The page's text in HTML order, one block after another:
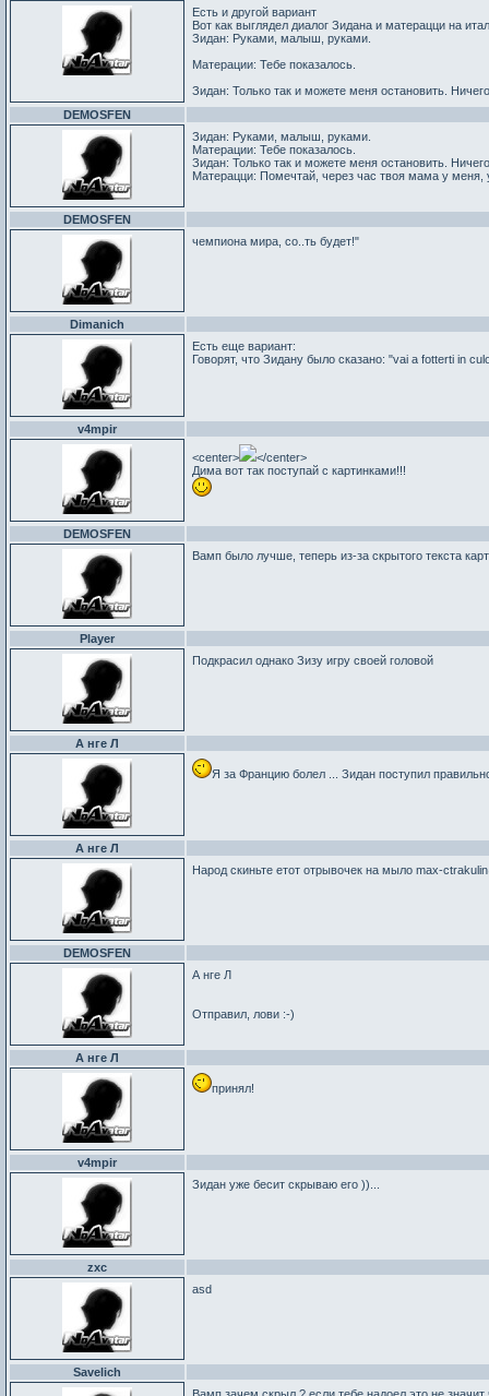
Есть и другой вариант
Вот как выглядел диалог Зидана и матерацци на
Зидан: Руками, малыш, руками.
Матерации: Тебе показалось.
Зидан: Только так и можете меня остановить.
DEMOSFEN
Зидан: Руками, малыш, руками.
Матерации: Тебе показалось.
Зидан: Только так и можете меня остановить.
Матерацци: Помечтай, через час твоя мама у меня,
DEMOSFEN
чемпиона мира, со..ть будет!"
Dimanich
Есть еще вариант:
Говорят, что Зидану было сказано: "vai a fotterti in
v4mpir
<center>
</center>
Дима вот так поступай с картинками!!!
DEMOSFEN
Вамп было лучше, теперь из-за скрытого текста
Player
Подкрасил однако Зизу игру своей головой
А нге Л
Я за Францию болел ... Зидан поступил
А нге Л
Народ скиньте етот отрывочек на мыло max-
DEMOSFEN
А нге Л
Отправил, лови :-)
А нге Л
принял!
v4mpir
Зидан уже бесит скрываю его ))...
zxc
asd
Savelich